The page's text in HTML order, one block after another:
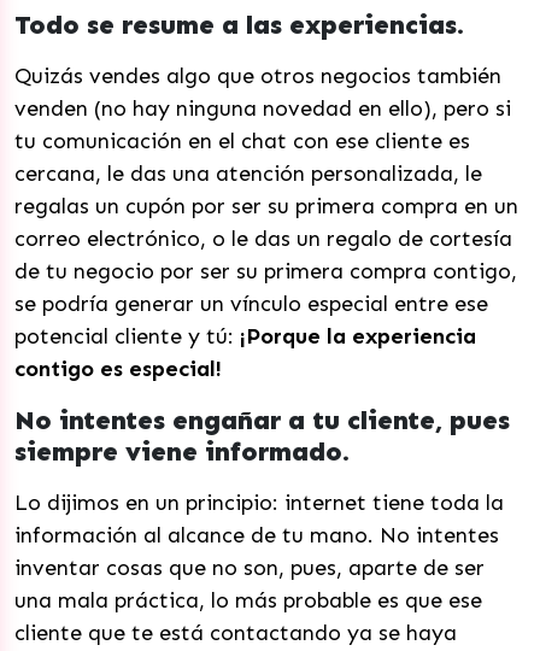
Todo se resume a las experiencias.
Quizás vendes algo que otros negocios también
venden (no hay ninguna novedad en ello), pero si
tu comunicación en el chat con ese cliente es
cercana, le das una atención personalizada, le
regalas un cupón por ser su primera compra en un
correo electrónico, o le das un regalo de cortesía
de tu negocio por ser su primera compra contigo,
se podría generar un vínculo especial entre ese
potencial cliente y tú: ¡Porque la experiencia
contigo es especial!
No intentes engañar a tu cliente, pues
siempre viene informado.
Lo dijimos en un principio: internet tiene toda la
información al alcance de tu mano. No intentes
inventar cosas que no son, pues, aparte de ser
una mala práctica, lo más probable es que ese
cliente que te está contactando ya se haya